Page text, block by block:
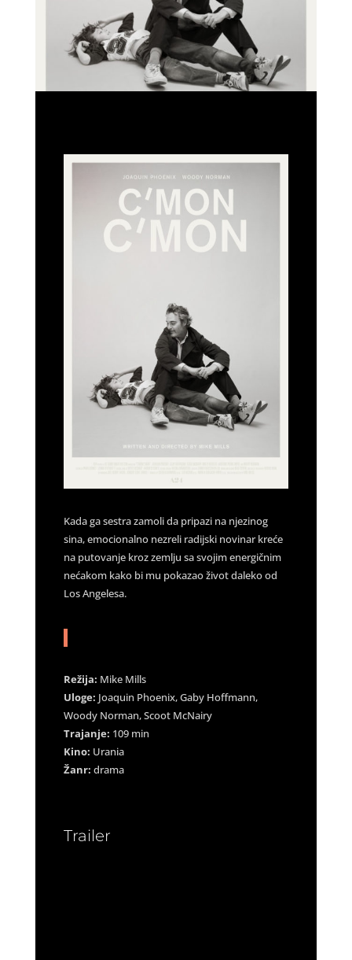
Kada ga sestra zamoli da pripazi na njezinog
sina, emocionalno nezreli radijski novinar kreće
na putovanje kroz zemlju sa svojim energičnim
nećakom kako bi mu pokazao život daleko od
Los Angelesa.
Režija: Mike Mills
Uloge: Joaquin Phoenix, Gaby Hoffmann,
Woody Norman, Scoot McNairy
Trajanje: 109 min
Kino: Urania
Žanr: drama
Trailer